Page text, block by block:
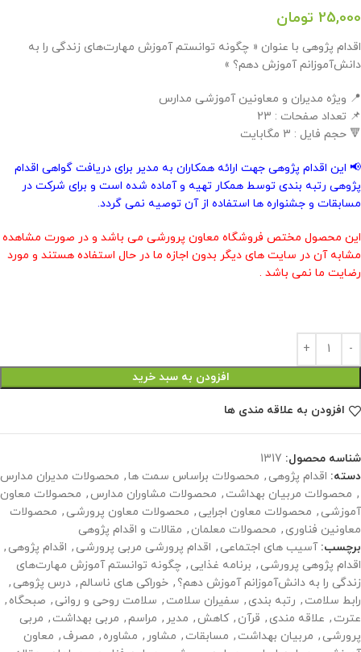
25,000 تومان
اقدام پژوهی با عنوان « چگونه توانستم آموزش مهارت‌های زندگی را به
دانش‌آموزانم آموزش دهم؟ »
📍 ویژه مدیران و معاونین آموزشی مدارس
📌 تعداد صفحات : 23
🔻 حجم فایل : 3 مگابایت
📢 این اقدام پژوهی جهت ارائه همکاران به مدیر برای دریافت گواهی اقدام
پژوهی رتبه بندی توسط همکار تهیه و آماده شده است و برای شرکت در
مسابقات و جشنواره ها استفاده از آن توصیه نمی گردد.
این محصول مختص فروشگاه معاون پرورشی می باشد و در صورت مشاهده
مشابه آن در سایت های دیگر بدون اجازه ما در حال استفاده هستند و مورد
رضایت ما نمی باشد .
افزودن به سبد خرید
افزودن به علاقه مندی ها
شناسه محصول: 1317
دسته: اقدام پژوهی , محصولات براساس سمت ها, محصولات مدیران مدارس
, محصولات مربیان بهداشت , محصولات مشاوران مدارس , محصولات معاون
آموزشی , محصولات معاون اجرایی , محصولات معاون پرورشی , محصولات
معاونین فناوری , محصولات معلمان , مقالات و اقدام پژوهی
برچسب: آسیب های اجتماعی , اقدام پرورشی مربی پرورشی , اقدام پژوهی ,
اقدام پژوهی پرورشی , برنامه غذایی , چگونه توانستم آموزش مهارت‌های
زندگی را به دانش‌آموزانم آموزش دهم؟ , خوراکی های ناسالم, درس پژوهی ,
رابط سلامت , رتبه بندی , سفیران سلامت , سلامت روحی و روانی , صبحگاه ,
عترت , علاقه مندی , قرآن , کاهش , مدیر , مراسم, مربی بهداشت , مربی
پرورشی , مربیان بهداشت , مسابقات , مشاور , مشاوره , مصرف , معاون